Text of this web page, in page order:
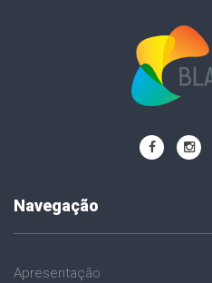
Navegação
Apresentação